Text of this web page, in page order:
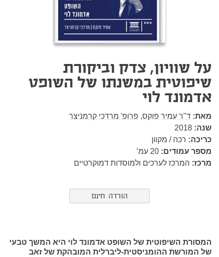
על שוויון, צדק וביקורת
שיפוטית במשנתו של השופט
אדמונד לוי
מאת: ד"ר עמיר פוקס, פרופ' מרדכי קרמניצר
שנה: 2018
כריכה: רכה / מקוון
מספר עמודים: 20 עמ’
מרכז: המרכז לערכים ולמוסדות דמוקרטיים
הורדה חינם
המסורת השיפוטית של השופט אדמונד לוי היא המשך טבעי
של המורשת ההומניסטית-ליברלית המובהקת של זאב